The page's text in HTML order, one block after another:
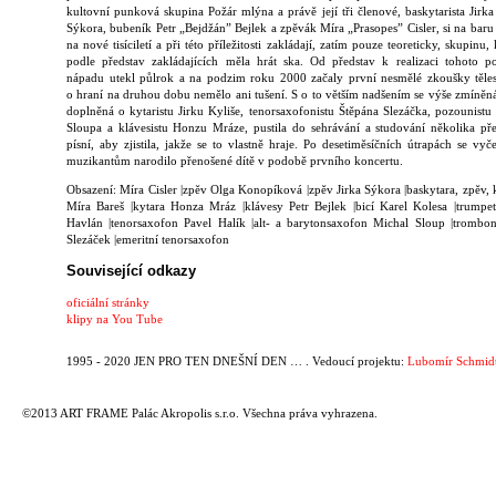
kultovní punková skupina Požár mlýna a právě její tři členové, baskytarista Jirka
Sýkora, bubeník Petr „Bejdžán” Bejlek a zpěvák Míra „Prasopes” Cisler, si na
na nové tisíciletí a při této příležitosti zakládají, zatím pouze teoreticky, skupinu,
podle představ zakládajících měla hrát ska. Od představ k realizaci tohoto
nápadu utekl půlrok a na podzim roku 2000 začaly první nesmělé zkoušky
o hraní na druhou dobu nemělo ani tušení. S o to větším nadšením se výše
doplněná o kytaristu Jirku Kyliše, tenorsaxofonistu Štěpána Slezáčka, pozounistu
Sloupa a klávesistu Honzu Mráze, pustila do sehrávání a studování několika
písní, aby zjistila, jakže se to vlastně hraje. Po desetiměsíčních útrapách se
muzikantům narodilo přenošené dítě v podobě prvního koncertu.
Obsazení: Míra Cisler |zpěv Olga Konopíková |zpěv Jirka Sýkora |baskytara, zpěv,
Míra Bareš |kytara Honza Mráz |klávesy Petr Bejlek |bicí Karel Kolesa
Havlán |tenorsaxofon Pavel Halík |alt- a barytonsaxofon Michal Sloup
Slezáček |emeritní tenorsaxofon
Související odkazy
oficiální stránky
klipy na You Tube
1995 - 2020 JEN PRO TEN DNEŠNÍ DEN … . Vedoucí projektu: Lubomír
©2013 ART FRAME Palác Akropolis s.r.o. Všechna práva vyhrazena.